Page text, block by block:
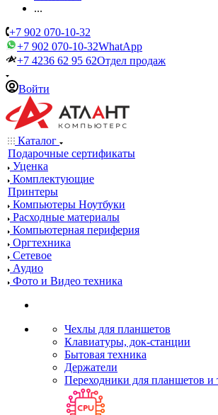
...
+7 902 070-10-32
+7 902 070-10-32WhatApp
+7 4236 62 95 62Отдел продаж
Войти
Каталог
Подарочные сертификаты
Уценка
Комплектующие
Принтеры
Компьютеры Ноутбуки
Расходные материалы
Компьютерная периферия
Оргтехника
Сетевое
Аудио
Фото и Видео техника
Чехлы для планшетов
Клавиатуры, док-станции
Бытовая техника
Держатели
Переходники для планшетов и